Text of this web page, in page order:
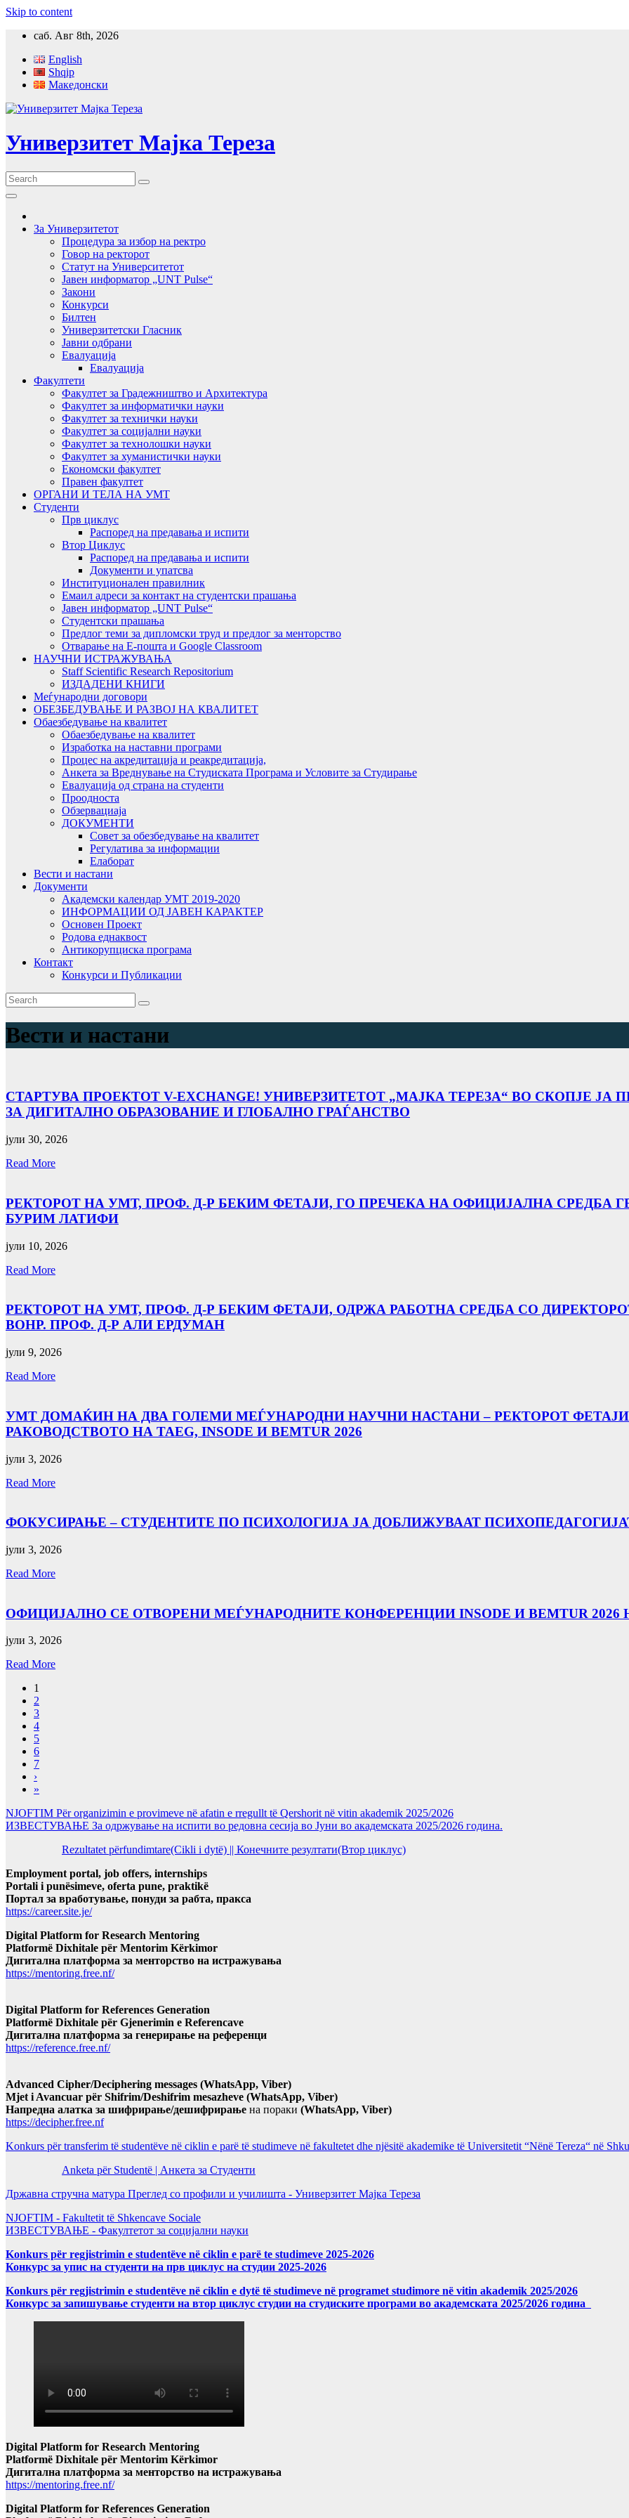
Skip to content
саб. Авг 8th, 2026
English
Shqip
Македонски
Универзитет Мајка Тереза
За Универзитетот
Процедура за избор на ректро
Говор на ректорот
Статут на Университетот
Јавен информатор „UNT Pulse“
Закони
Конкурси
Билтен
Универзитетски Гласник
Јавни одбрани
Евалуација
Евалуација
Факултети
Факултет за Градежништво и Архитектура
Факултет за информатички науки
Факултет за технички науки
Факултет за социјални науки
Факултет за технолошки науки
Факултет за хуманистички науки
Економски факултет
Правен факултет
ОРГАНИ И ТЕЛА НА УМТ
Студенти
Прв циклус
Распоред на предавањa и испити
Втор Циклус
Распоред на предавањa и испити
Документи и упатсва
Институционален правилник
Емаил адреси за контакт на студентски прашања
Јавен информатор „UNT Pulse“
Студентски прашања
Предлог теми за дипломски труд и предлог за менторство
Отварање на Е-пошта и Google Classroom
НАУЧНИ ИСТРАЖУВАЊА
Staff Scientific Research Repositorium
ИЗДАДЕНИ КНИГИ
Меѓународни договори
ОБЕЗБЕДУВАЊЕ И РАЗВОЈ НА КВАЛИТЕТ
Обаезбедување на квалитет
Обаезбедување на квалитет
Изработка на наставни програми
Процес на акредитација и реакредитација,
Анкета за Вреднување на Студиската Програма и Условите за Студирање
Евалуација од страна на студенти
Проодноста
Обзервациаја
ДОКУМЕНТИ
Совет за обезбедување на квалитет
Регулатива за информации
Елаборат
Вести и настани
Документи
Академски календар УМТ 2019-2020
ИНФОРМАЦИИ ОД ЈАВЕН КАРАКТЕР
Основен Проект
Родова еднаквост
Антикорупциска програма
Контакт
Конкурси и Публикации
Вести и настани
СТАРТУВА ПРОЕКТОТ V-EXCHANGE! УНИВЕРЗИТЕТОТ „МАЈКА ТЕРЕЗА“ ВО СКОПЈЕ
ЗА ДИГИТАЛНО ОБРАЗОВАНИЕ И ГЛОБАЛНО ГРАЃАНСТВО
јули 30, 2026
Read More
РЕКТОРОТ НА УМТ, ПРОФ. Д-Р БЕКИМ ФЕТАЈИ, ГО ПРЕЧЕКА НА ОФИЦИЈАЛНА СРЕДБА
БУРИМ ЛАТИФИ
јули 10, 2026
Read More
РЕКТОРОТ НА УМТ, ПРОФ. Д-Р БЕКИМ ФЕТАЈИ, ОДРЖА РАБОТНА СРЕДБА СО
ВОНР. ПРОФ. Д-Р АЛИ ЕРДУМАН
јули 9, 2026
Read More
УMТ ДОМАЌИН НА ДВА ГОЛЕМИ МЕЃУНАРОДНИ НАУЧНИ НАСТАНИ – РЕКТОРОТ
РАКОВОДСТВОТО НА TAEG, INSODE И BEMTUR 2026
јули 3, 2026
Read More
ФОКУСИРАЊЕ – СТУДЕНТИТЕ ПО ПСИХОЛОГИЈА ЈА ДОБЛИЖУВААТ
јули 3, 2026
Read More
ОФИЦИЈАЛНО СЕ ОТВОРЕНИ МЕЃУНАРОДНИТЕ КОНФЕРЕНЦИИ INSODE И BEMTUR 2026
јули 3, 2026
Read More
1
2
3
4
5
6
7
›
»
NJOFTIM Për organizimin e provimeve në afatin e rregullt të Qershorit në vitin akademik 2025/2026
ИЗВЕСТУВАЊЕ За одржување на испити во редовна сесија во Јуни во академската 2025/2026 година.
Rezultatet përfundimtare(Cikli i dytë) || Конечните резултати(Втор циклус)
Employment portal, job offers, internships
Portali i punësimeve, oferta pune, praktikë
Портал за вработување, понуди за рабта, пракса
https://career.site.je/
Digital Platform for Research Mentoring
Platformë Dixhitale për Mentorim Kërkimor
Дигитална платформа за менторство на истражувања
https://mentoring.free.nf/
Digital Platform for References Generation
Platformë Dixhitale për Gjenerimin e Referencave
Дигитална платформа за генерирање на референци
https://reference.free.nf/
Advanced Cipher/Deciphering messages (WhatsApp, Viber)
Mjet i Avancuar për Shifrim/Deshifrim mesazheve (WhatsApp, Viber)
Напредна алатка за шифрирање/дешифрирање на пораки (WhatsApp, Viber)
https://decipher.free.nf
Konkurs për transferim të studentëve në ciklin e parë të studimeve në fakultetet dhe njësitë akademike të Universitetit “Nënë Tereza“ në
Anketa për Studentë | Анкета за Студенти
Државна стручна матура Преглед со профили и училишта - Универзитет Мајка Тереза
NJOFTIM - Fakultetit të Shkencave Sociale
ИЗВЕСТУВАЊЕ - Факултетот за социјални науки
Konkurs për regjistrimin e studentëve në ciklin e parë te studimeve 2025-2026
Конкурс за упис на студенти на прв циклус на студии 2025-2026
Konkurs për regjistrimin e studentëve në ciklin e dytë të studimeve në programet studimore në vitin akademik 2025/2026
Конкурс за запишување студенти на втор циклус студии на студиските програми во академската 2025/2026 година
Digital Platform for Research Mentoring
Platformë Dixhitale për Mentorim Kërkimor
Дигитална платформа за менторство на истражувања
https://mentoring.free.nf/
Digital Platform for References Generation